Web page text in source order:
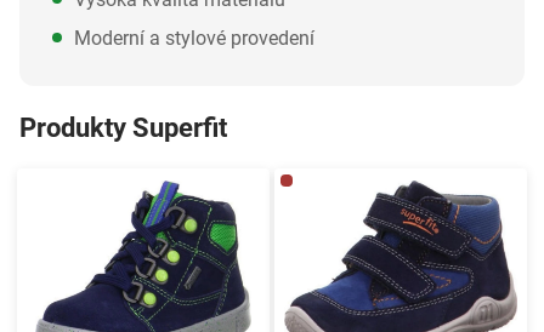
Moderní a stylové provedení
Produkty Superfit